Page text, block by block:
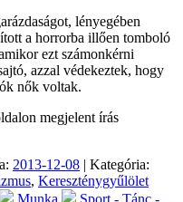
lényegében
a horrorba illően tomboló
ezt számonkérni
azzal védekeztek, hogy
nők voltak.
megjelent írás
2013-12-08 | Kategória:
, Kereszténygyűlölet